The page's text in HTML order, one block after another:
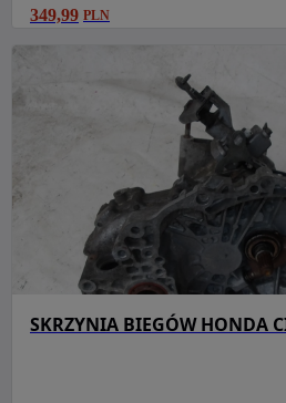
349,99 PLN